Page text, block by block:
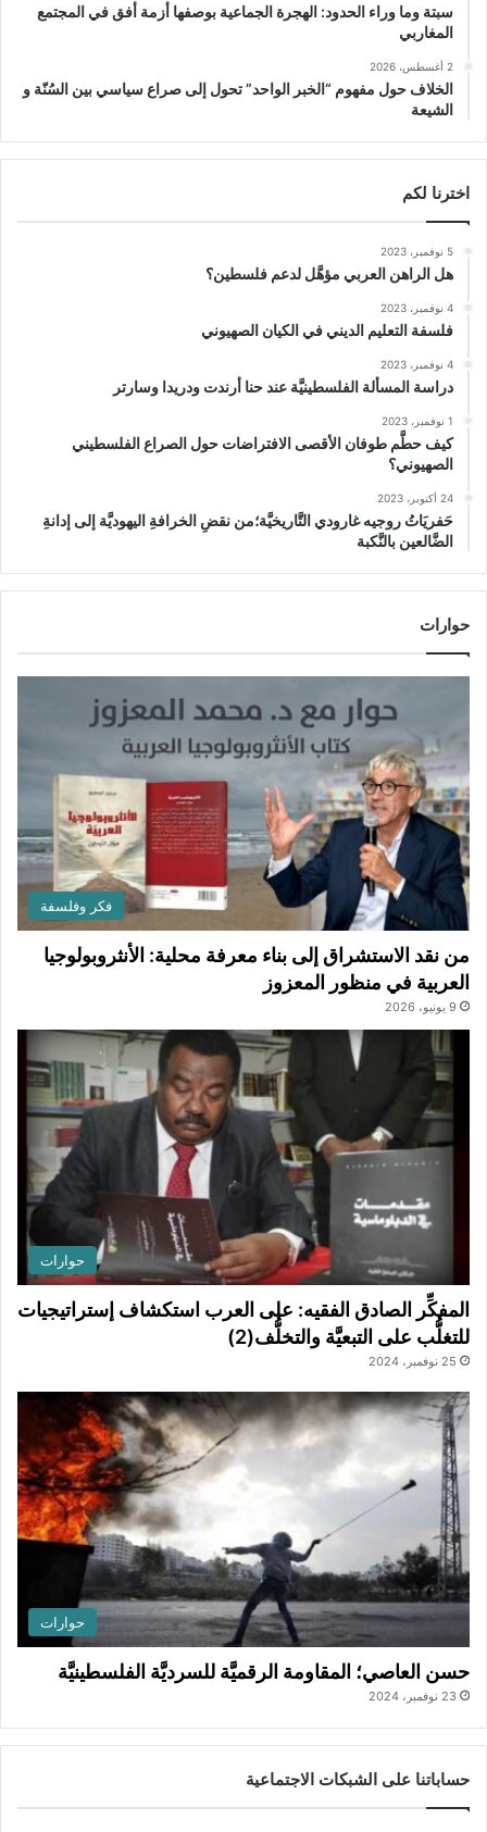
سبتة وما وراء الحدود: الهجرة الجماعية بوصفها أزمة أفق في المجتمع
المغاربي
2 أغسطس، 2026
الخلاف حول مفهوم “الخبر الواحد” تحول إلى صراع سياسي بين السُنّة و
الشيعة
اخترنا لكم
5 نوفمبر، 2023
هل الراهن العربي مؤهَّل لدعم فلسطين؟
4 نوفمبر، 2023
فلسفة التعليم الديني في الكيان الصهيوني
4 نوفمبر، 2023
دراسة المسألة الفلسطينيَّة عند حنا أرندت ودريدا وسارتر
1 نوفمبر، 2023
كيف حطَّم طوفان الأقصى الافتراضات حول الصراع الفلسطيني
الصهيوني؟
24 أكتوبر، 2023
حَفريَاتُ روجيه غارودي التَّاريخيَّة؛من نقضِ الخرافةِ اليهوديَّة إلى إدانةِ
الضَّالعين بالنَّكبة
حوارات
فكر وفلسفة
من نقد الاستشراق إلى بناء معرفة محلية: الأنثروبولوجيا
العربية في منظور المعزوز
9 يونيو، 2026
حوارات
المفكِّر الصادق الفقيه: على العرب استكشاف إستراتيجيات
للتغلُّب على التبعيَّة والتخلُّف(2)
25 نوفمبر، 2024
حوارات
حسن العاصي؛ المقاومة الرقميَّة للسرديَّة الفلسطينيَّة
23 نوفمبر، 2024
حساباتنا على الشبكات الاجتماعية